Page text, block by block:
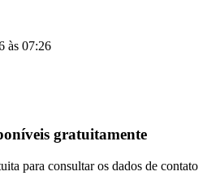
às 07:26
gratuitamente
para consultar os dados de contato